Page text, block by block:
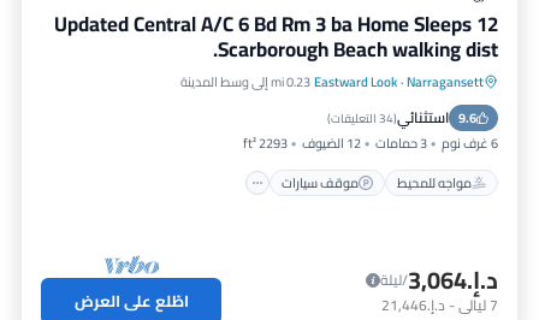
Updated Central A/C 6 Bd Rm 3 ba Home Sleeps 12
Scarborough Beach walking dist.
Narragansett
·
Eastward Look0.23 mi إلى وسط المدينة
9.6 استثنائي(34 التعليقات )
6 غرف نوم 3 حمامات 12 الضيوف
2293 ft²
مواجه للمحيط
موقف سيارات
مواجه للمحيط
موقف سيارات
إطلالة على المحيط
د.إ.‏3,064
/ليلة
7ليالي- د.إ.‏21,446 اطّلع على العرض